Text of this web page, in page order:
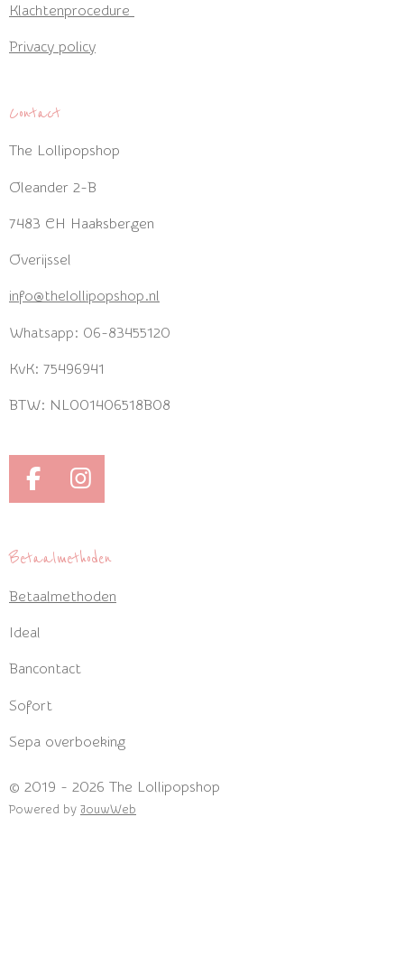
Klachtenprocedure
Privacy policy
Contact
The Lollipopshop
Oleander 2-B
7483 CH Haaksbergen
Overijssel
info@thelollipopshop.nl
Whatsapp: 06-83455120
KvK: 75496941
BTW: NL001406518B08
F
e
o
o
I
t
g
m
Betaalmethoden
Betaalmethoden
Ideal
Bancontact
Sofort
Sepa overboeking
© 2019 - 2026 The Lollipopshop
Powered by JouwWeb